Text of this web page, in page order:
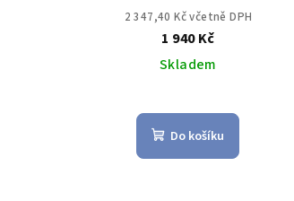
2 347,40 Kč včetně DPH
1 940 Kč
Skladem
Do košíku